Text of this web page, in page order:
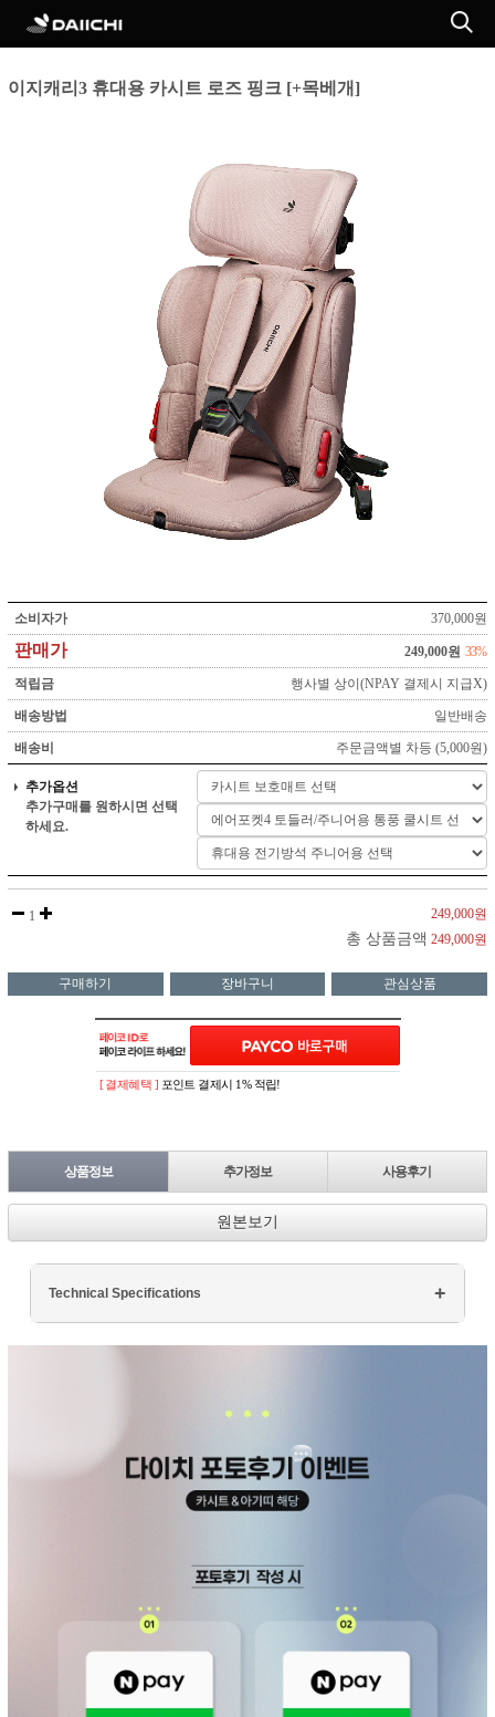
이지캐리3 휴대용 카시트 로즈 핑크 [+목베개]
소비자가 370,000원
판매가 249,000원 33%
적립금 행사별 상이(NPAY 결제시 지급X)
배송방법 일반배송
배송비 주문금액별 차등 (5,000원)
추가옵션
추가구매를 원하시면 선택
하세요.
1 249,000원
총 상품금액 249,000원
구매하기 장바구니 관심상품
PAYCO 바로구매
[ 결제혜택 ] 포인트 결제시 1% 적립!
상품정보 추가정보 사용후기
원본보기
Technical Specifications
Graphics: NVIDIA GTX 1660Ti